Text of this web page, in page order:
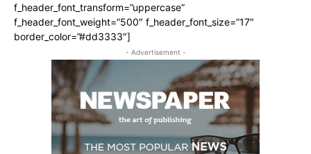
f_header_font_transform=”uppercase”
f_header_font_weight=”500″ f_header_font_size=”17″
border_color=”#dd3333″]
- Advertisement -